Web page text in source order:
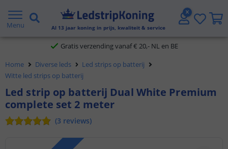
Menu Al 13 jaar koning in prijs, kwaliteit & service
5 jaar garantie
Gratis verzending vanaf € 20,- NL en BE
Klantbeoordeling 9.1
Voor 23:45 uur besteld,morgen in huis
Home Diverse leds
Led strips op batterij
Witte led strips op batterij
Led strip op batterij Dual White Premium
complete set 2 meter
(3 reviews)